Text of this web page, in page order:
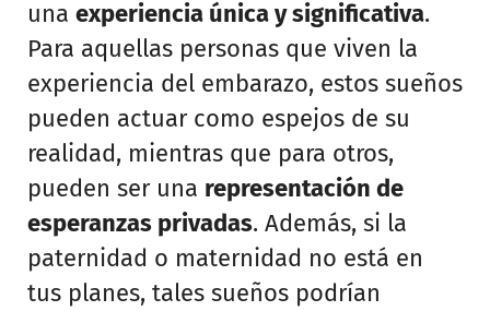
una experiencia única y significativa.
Para aquellas personas que viven la
experiencia del embarazo, estos sueños
pueden actuar como espejos de su
realidad, mientras que para otros,
pueden ser una representación de
esperanzas privadas. Además, si la
paternidad o maternidad no está en
tus planes, tales sueños podrían